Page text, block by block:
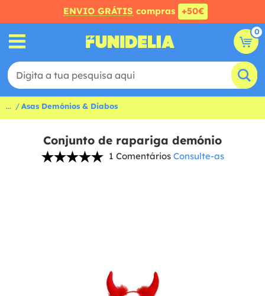
ENVIO GRÁTIS compras +50€
0
... Asas Demónios & Diabos
Conjunto de rapariga demónio
1 Comentários Consulte-as